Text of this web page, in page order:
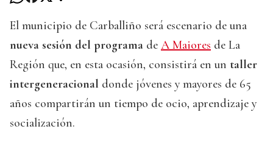
El municipio de Carballiño será escenario de una
nueva sesión del programa de A Maiores de La
Región que, en esta ocasión, consistirá en un taller
intergeneracional donde jóvenes y mayores de 65
años compartirán un tiempo de ocio, aprendizaje y
socialización.